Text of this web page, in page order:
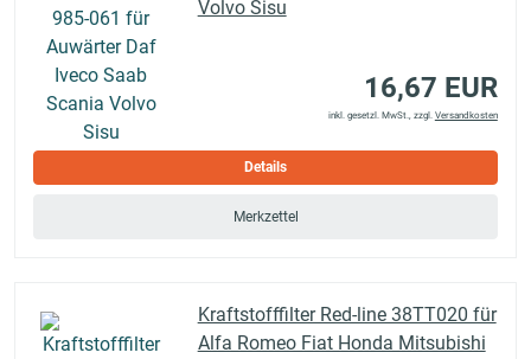
Volvo Sisu
16,67 EUR
inkl. gesetzl. MwSt., zzgl. Versandkosten
Details
Merkzettel
Kraftstofffilter Red-line 38TT020 für
Alfa Romeo Fiat Honda Mitsubishi